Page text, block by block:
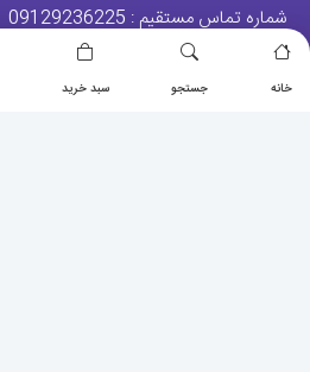
خانه جستجو سبد خرید
شماره تماس مستقیم : 09129236225
شماره تماس ثابت:
26746972
تلگرام